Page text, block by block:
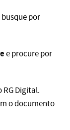
busque por
e procure por
RG Digital.
o documento